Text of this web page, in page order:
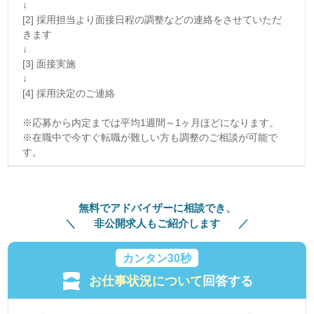
↓
[2] 採用担当より面接日程の調整などの連絡をさせていただ
きます
↓
[3] 面接実施
↓
[4] 採用決定のご連絡
※応募から内定までは平均1週間～1ヶ月ほどになります。
※在職中で今すぐ転職が難しい方も調整のご相談が可能で
す。
無料でアドバイザーに相談でき、
非公開求人もご紹介します
カンタン30秒
お仕事状況について回答する